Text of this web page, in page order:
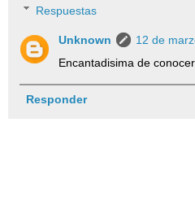
Respuestas
Unknown
12 de
Encantadisima de
Responder